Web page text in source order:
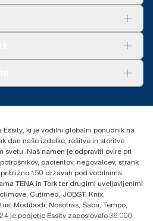
Hygiene
ki je vodilni globalni ponudnik na
dan naše izdelke, rešitve in storitve
svetu. Naš namen je odpraviti ovire pri
pacientov, negovalcev, strank
150 državah pod vodilnima
TENA in Tork ter drugimi uveljavljenimi
Cutimed, JOBST, Knix,
Modibodi, Nosotras, Saba, Tempo,
je podjetje Essity zaposlovalo 36.000